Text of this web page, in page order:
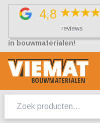
4,8
reviews
in bouwmaterialen!
naar: